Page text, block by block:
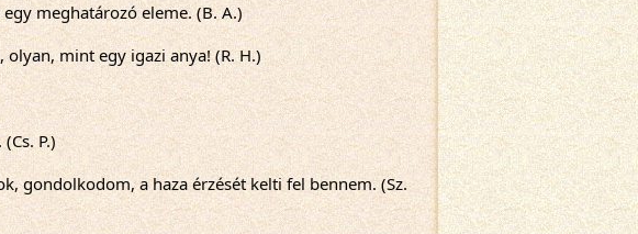
meghatározó eleme. (B. A.)
mint egy igazi anya! (R. H.)
P.)
gondolkodom, a haza érzését kelti fel bennem. (Sz.